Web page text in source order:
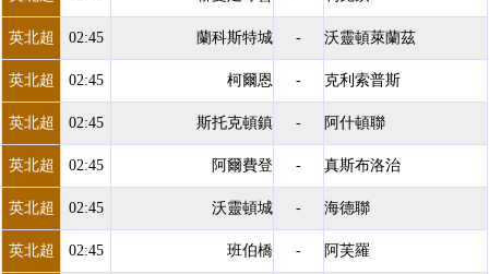
英北超 02:45 蘭科斯特城 - 沃靈頓萊蘭茲
英北超 02:45 柯爾恩 - 克利索普斯
英北超 02:45 斯托克頓鎮 - 阿什頓聯
英北超 02:45 阿爾費登 - 真斯布洛治
英北超 02:45 沃靈頓城 - 海德聯
英北超 02:45 班伯橋 - 阿芙羅